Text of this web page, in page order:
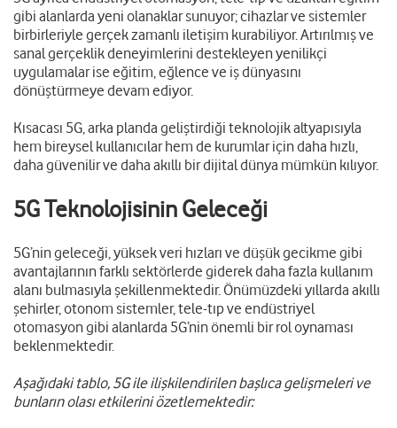
gibi alanlarda yeni olanaklar sunuyor; cihazlar ve sistemler
birbirleriyle gerçek zamanlı iletişim kurabiliyor. Artırılmış ve
sanal gerçeklik deneyimlerini destekleyen yenilikçi
uygulamalar ise eğitim, eğlence ve iş dünyasını
dönüştürmeye devam ediyor.
Kısacası 5G, arka planda geliştirdiği teknolojik altyapısıyla
hem bireysel kullanıcılar hem de kurumlar için daha hızlı,
daha güvenilir ve daha akıllı bir dijital dünya mümkün kılıyor.
5G Teknolojisinin Geleceği
5G’nin geleceği, yüksek veri hızları ve düşük gecikme gibi
avantajlarının farklı sektörlerde giderek daha fazla kullanım
alanı bulmasıyla şekillenmektedir. Önümüzdeki yıllarda akıllı
şehirler, otonom sistemler, tele-tıp ve endüstriyel
otomasyon gibi alanlarda 5G’nin önemli bir rol oynaması
beklenmektedir.
Aşağıdaki tablo, 5G ile ilişkilendirilen başlıca gelişmeleri ve
bunların olası etkilerini özetlemektedir: